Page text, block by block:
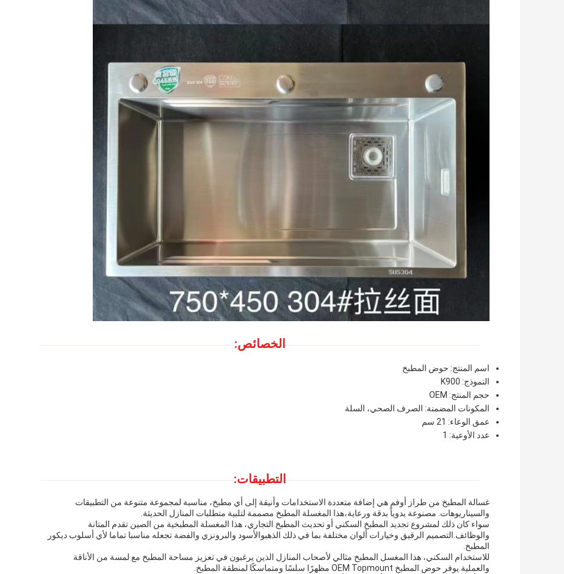
الخصائص:
اسم المنتج: حوض المطبخ
النموذج: K900
حجم المنتج: OEM
المكونات المضمنة: الصرف الصحي، السلة
عمق الوعاء: 21 سم
عدد الأوعية: 1
التطبيقات:
غسالة المطبخ من طراز أوفم هي إضافة متعددة الاستخدامات وأنيقة إلى أي مطبخ، مناسبة لمجموعة متنوعة من التطبيقات
والسيناريوهات. مصنوعة يدوياً بدقة ورعاية،هذا المغسلة المطبخ مصممة لتلبية متطلبات المنازل الحديثة.
سواء كان ذلك لمشروع تجديد المطبخ السكني أو تحديث المطبخ التجاري، هذا المغسلة المطبخية من الصين تقدم المتانة
والوظائف.التصميم الرقيق وخيارات ألوان مختلفة بما في ذلك الذهبوالأسود والبرونزي والفضة تجعله مناسبا تماما لأي أسلوب ديكور
المطبخ.
للاستخدام السكني، هذا المغسل المطبخ مثالي لأصحاب المنازل الذين يرغبون في تعزيز مساحة المطبخ مع لمسة من الأناقة
والعملية.يوفر حوض المطبخ OEM Topmount مظهرًا سلسًا ومتماسكًا لمنطقة المطبخ.